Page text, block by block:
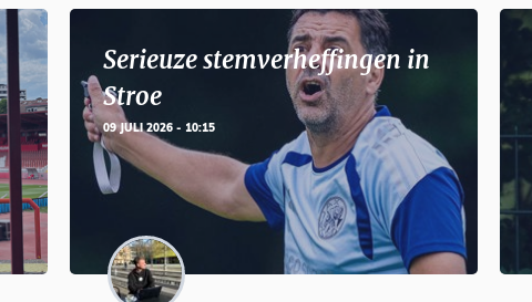
Serieuze stemverheffingen in
Stroe
09 JULI 2026 - 10:15